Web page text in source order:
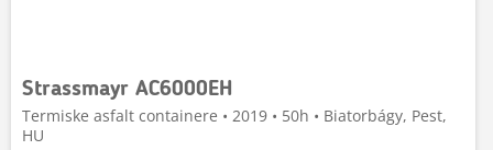
Strassmayr AC6000EH
Termiske asfalt containere • 2019 • 50h • Biatorbágy, Pest,
HU